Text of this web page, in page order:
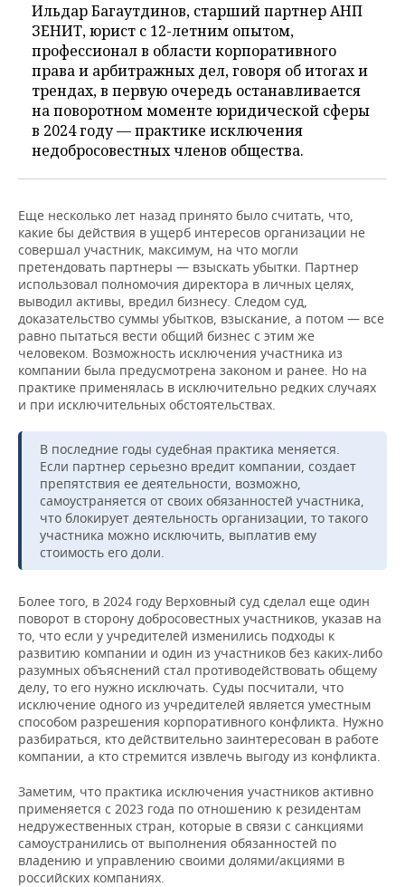
Ильдар Багаутдинов, старший партнер АНП
ЗЕНИТ, юрист с 12-летним опытом,
профессионал в области корпоративного
права и арбитражных дел, говоря об итогах и
трендах, в первую очередь останавливается
на поворотном моменте юридической сферы
в 2024 году — практике исключения
недобросовестных членов общества.
Еще несколько лет назад принято было считать, что,
какие бы действия в ущерб интересов организации не
совершал участник, максимум, на что могли
претендовать партнеры — взыскать убытки. Партнер
использовал полномочия директора в личных целях,
выводил активы, вредил бизнесу. Следом суд,
доказательство суммы убытков, взыскание, а потом — все
равно пытаться вести общий бизнес с этим же
человеком. Возможность исключения участника из
компании была предусмотрена законом и ранее. Но на
практике применялась в исключительно редких случаях
и при исключительных обстоятельствах.
В последние годы судебная практика меняется.
Если партнер серьезно вредит компании, создает
препятствия ее деятельности, возможно,
самоустраняется от своих обязанностей участника,
что блокирует деятельность организации, то такого
участника можно исключить, выплатив ему
стоимость его доли.
Более того, в 2024 году Верховный суд сделал еще один
поворот в сторону добросовестных участников, указав на
то, что если у учредителей изменились подходы к
развитию компании и один из участников без каких-либо
разумных объяснений стал противодействовать общему
делу, то его нужно исключать. Суды посчитали, что
исключение одного из учредителей является уместным
способом разрешения корпоративного конфликта. Нужно
разбираться, кто действительно заинтересован в работе
компании, а кто стремится извлечь выгоду из конфликта.
Заметим, что практика исключения участников активно
применяется с 2023 года по отношению к резидентам
недружественных стран, которые в связи с санкциями
самоустранились от выполнения обязанностей по
владению и управлению своими долями/акциями в
российских компаниях.